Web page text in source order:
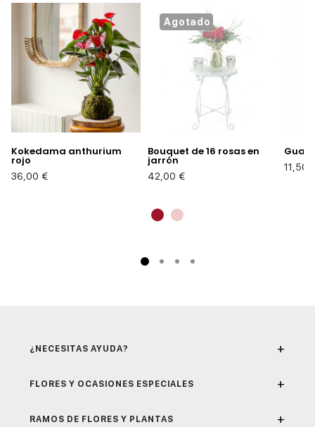
Kokedama anthurium
rojo
Precio
36,00 €
Agotado
Bouquet de 16 rosas en
jarrón
Precio
42,00 €
Precio
11,50
¿NECESITAS AYUDA? +
FLORES Y OCASIONES ESPECIALES +
RAMOS DE FLORES Y PLANTAS +